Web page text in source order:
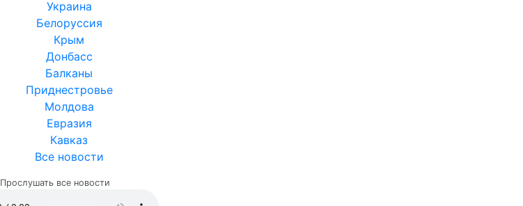
Украина
Белоруссия
Крым
Донбасс
Балканы
Приднестровье
Молдова
Евразия
Кавказ
Все новости
Прослушать все новости